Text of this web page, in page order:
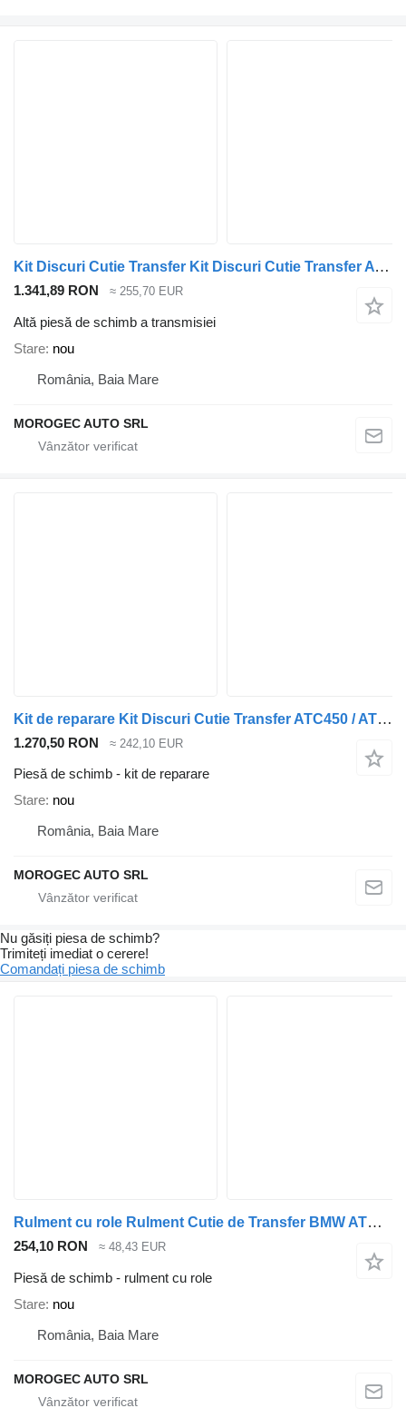
Kit Discuri Cutie Transfer Kit Discuri Cutie Transfer ATC300/ ATC400/ ATC500/ ATC700 BMW pentru automobil BMW X5
1.341,89 RON ≈ 255,70 EUR
Altă piesă de schimb a transmisiei
Stare nou
România, Baia Mare
MOROGEC AUTO SRL
Kit de reparare Kit Discuri Cutie Transfer ATC450 / ATC350 / PL72 ATC pentru automobil BMW X3; X5; X6
1.270,50 RON ≈ 242,10 EUR
Piesă de schimb - kit de reparare
Stare nou
România, Baia Mare
MOROGEC AUTO SRL
Nu găsiți piesa de schimb?
Trimiteți imediat o cerere!
Comandați piesa de schimb
Rulment cu role Rulment Cutie de Transfer BMW ATC400 /ATC500 /ATC700 / ATC300 pentru automobil BMW X3 , X5, X6
254,10 RON ≈ 48,43 EUR
Piesă de schimb - rulment cu role
Stare nou
România, Baia Mare
MOROGEC AUTO SRL